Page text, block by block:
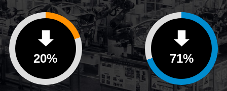
20% 71%